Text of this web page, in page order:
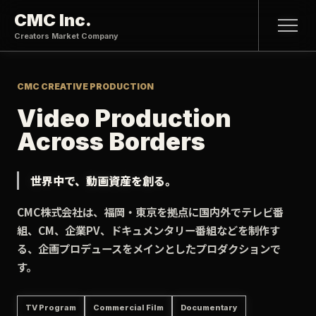
CMC Inc.
Creators Market Company
CMC CREATIVE PRODUCTION
Video Production
Across Borders
世界中で、動画資産を創る。
CMC株式会社は、福岡・東京を拠点に国内外でテレビ番
組、CM、企業PV、ドキュメンタリー番組などを制作す
る、企画プロデュースをメインとしたプロダクションで
す。
TV Program Commercial Film Documentary